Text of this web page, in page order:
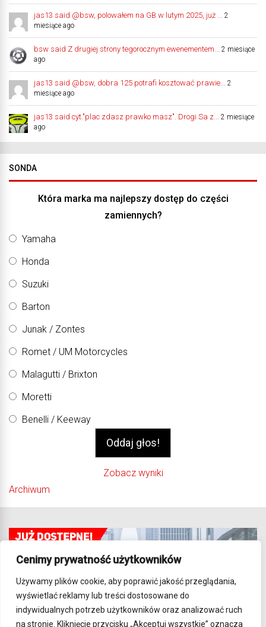
Cenimy prywatność użytkowników
Używamy plików cookie, aby poprawić jakość przeglądania,
wyświetlać reklamy lub treści dostosowane do
indywidualnych potrzeb użytkowników oraz analizować ruch
na stronie. Kliknięcie przycisku „Akceptuj wszystkie” oznacza
jas13 said @bsw, polowałem na GB w lutym 2025, już ...
2
miesiące ago
bsw said Z drugiej strony tegorocznym ewenementem...
2 miesiące
ago
jas13 said @bsw, dobra 125 potrafi kosztować prawie...
2
miesiące ago
jas13 said cyt."plac zdasz prawko masz". Drogi Sa z...
2 miesiące
ago
SONDA
Która marka ma najlepszy dostęp do części
zamiennych?
Yamaha
Honda
Suzuki
Barton
Junak / Zontes
Romet / UM Motorcycles
Malagutti / Brixton
Moretti
Benelli / Keeway
Zobacz wyniki
Archiwum